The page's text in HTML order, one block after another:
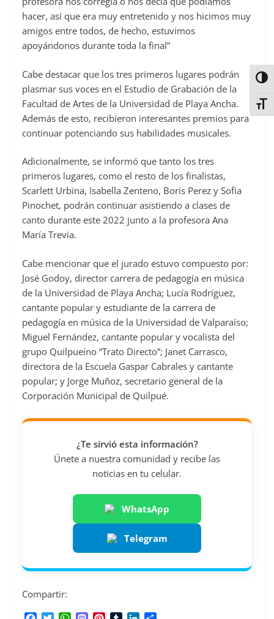
hacer, así que era muy entretenido y nos hicimos muy
amigos entre todos, de hecho, estuvimos
apoyándonos durante toda la final”
Cabe destacar que los tres primeros lugares podrán
plasmar sus voces en el Estudio de Grabación de la
Facultad de Artes de la Universidad de Playa Ancha.
Además de esto, recibieron interesantes premios para
continuar potenciando sus habilidades musicales.
Adicionalmente, se informó que tanto los tres
primeros lugares, como el resto de los finalistas,
Scarlett Urbina, Isabella Zenteno, Boris Perez y Sofia
Pinochet, podrán continuar asistiendo a clases de
canto durante este 2022 junto a la profesora Ana
María Trevia.
Cabe mencionar que el jurado estuvo compuesto por:
José Godoy, director carrera de pedagogía en música
de la Universidad de Playa Ancha; Lucía Rodríguez,
cantante popular y estudiante de la carrera de
pedagogía en música de la Universidad de Valparaíso;
Miguel Fernández, cantante popular y vocalista del
grupo Quilpueíno “Trato Directo”; Janet Carrasco,
directora de la Escuela Gaspar Cabrales y cantante
popular; y Jorge Muñoz, secretario general de la
Corporación Municipal de Quilpué.
¿Te sirvió esta información?
Únete a nuestra comunidad y recibe las
noticias en tu celular.
WhatsApp
Telegram
Compartir: